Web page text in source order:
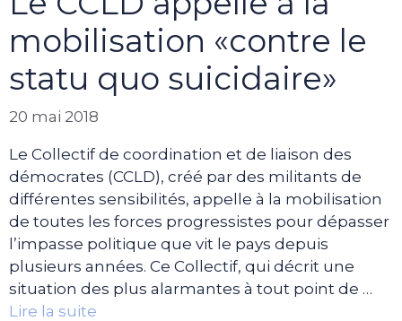
mobilisation «contre le
statu quo suicidaire»
20 mai 2018
Le Collectif de coordination et de liaison des
démocrates (CCLD), créé par des militants de
différentes sensibilités, appelle à la mobilisation
de toutes les forces progressistes pour dépasser
l’impasse politique que vit le pays depuis
plusieurs années. Ce Collectif, qui décrit une
situation des plus alarmantes à tout point de …
Lire la suite